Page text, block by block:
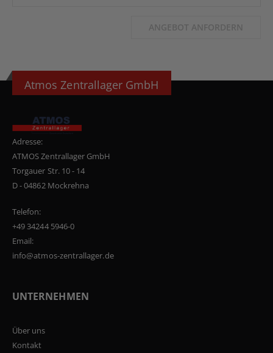
ANGEBOT ANFORDERN
Atmos Zentrallager GmbH
Adresse:
ATMOS Zentrallager GmbH
Torgauer Str. 10 - 14
D - 04862 Mockrehna
Telefon:
+49 34244 5946-0
Email:
info@atmos-zentrallager.de
UNTERNEHMEN
Über uns
Kontakt